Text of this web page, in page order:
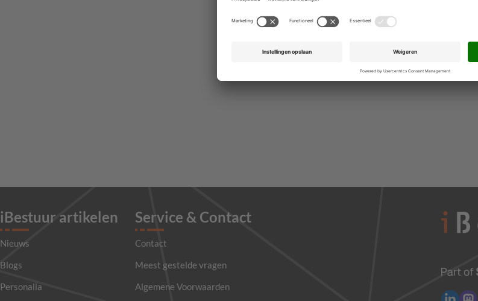
iBestuur artikelen
Nieuws
Blogs
Personalia
Service & Contact
Contact
Meest gestelde vragen
Algemene Voorwaarden